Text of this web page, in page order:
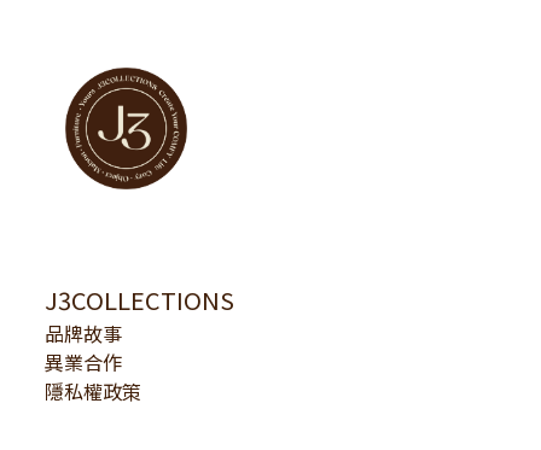
J3COLLECTIONS
品牌故事
異業合作
隱私權政策